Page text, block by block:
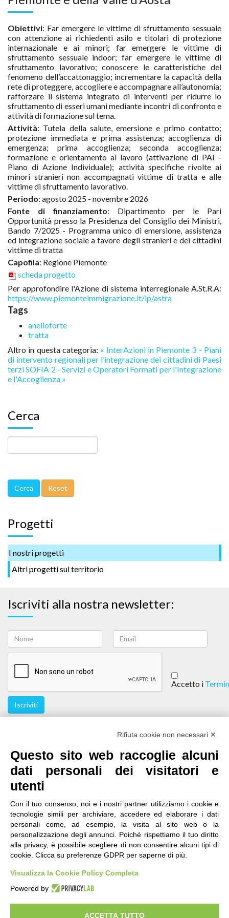
percorsi di profilazione
innovativi.
Obiettivi: Far emergere le vittime di sfruttamento sessuale
con attenzione ai richiedenti asilo e titolari di protezione
internazionale e ai minori; far emergere le vittime di
sfruttamento sessuale indoor; far emergere le vittime di
sfruttamento lavorativo; conoscere le caratteristiche del
fenomeno dell’accattonaggio; incrementare la capacità della
rete di proteggere, accogliere e accompagnare all’autonomia;
rafforzare il sistema integrato di interventi per ridurre lo
sfruttamento di esseri umani mediante incontri di confronto e
attività di formazione sul tema.
Attività: Tutela della salute, emersione e primo contatto;
protezione immediata e prima assistenza; accoglienza di
emergenza; prima accoglienza; seconda accoglienza;
formazione e orientamento al lavoro (attivazione di PAI -
Piano di Azione Individuale); attività specifiche rivolte ai
minori stranieri non accompagnati vittime di tratta e alle
vittime di sfruttamento lavorativo.
Periodo: agosto 2025 - novembre 2026
Fonte di finanziamento: Dipartimento per le Pari
Opportunità presso la Presidenza del Consiglio dei Ministri,
Bando 7/2025 - Programma unico di emersione, assistenza
ed integrazione sociale a favore degli stranieri e dei cittadini
vittime di tratta
Capofila: Regione Piemonte
scheda progetto
Per approfondire l'Azione di sistema interregionale A.St.R.A:
https://www.piemonteimmigrazione.it/lp/astra
Tags
anelloforte
tratta
Altro in questa categoria: « InterAzioni in Piemonte 3 - Piani
di intervento regionali per l’integrazione dei cittadini di Paesi
terziSOFIA 2 - Servizi e Operatori Formati per l'Integrazione
e l'Accoglienza »
Cerca
Progetti
I nostri progetti
Altri progetti sul territorio
Iscriviti alla nostra newsletter:
Accetto i
Iscriviti
contatti| qualità accessibilità |privacy|
note legali
IRES Piemonte - Istituto di Ricerche Economico
Sociali del Piemonte
Via Nizza 18, 10125 Torino - C.F.80084650011
P.Iva 04328830015
© 2018 All Rights Reserved
Rifiuta cookie non necessari ✕
Questo sito web raccoglie alcuni
dati personali dei visitatori e
utenti
Con il tuo consenso, noi e i nostri partner utilizziamo i cookie e
tecnologie simili per archiviare, accedere ed elaborare i dati
personali come, ad esempio, la visita al sito web o la
personalizzazione degli annunci. Poiché rispettiamo il tuo diritto
alla privacy, è possibile scegliere di non consentire alcuni tipi di
cookie. Clicca su preferenze GDPR per saperne di più.
Visualizza la Cookie Policy Completa
Powered by
ACCETTA TUTTO